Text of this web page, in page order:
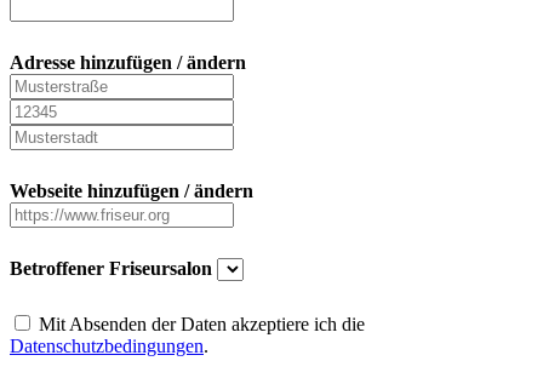
Adresse hinzufügen / ändern
Webseite hinzufügen / ändern
Betroffener Friseursalon
Mit Absenden der Daten akzeptiere ich die
Datenschutzbedingungen.